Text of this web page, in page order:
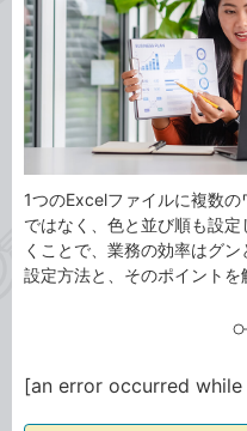
1つのExcelファイルに複数
ではなく、色と並び順も設
くことで、業務の効率はグ
設定方法と、そのポイントを
[an error occurred